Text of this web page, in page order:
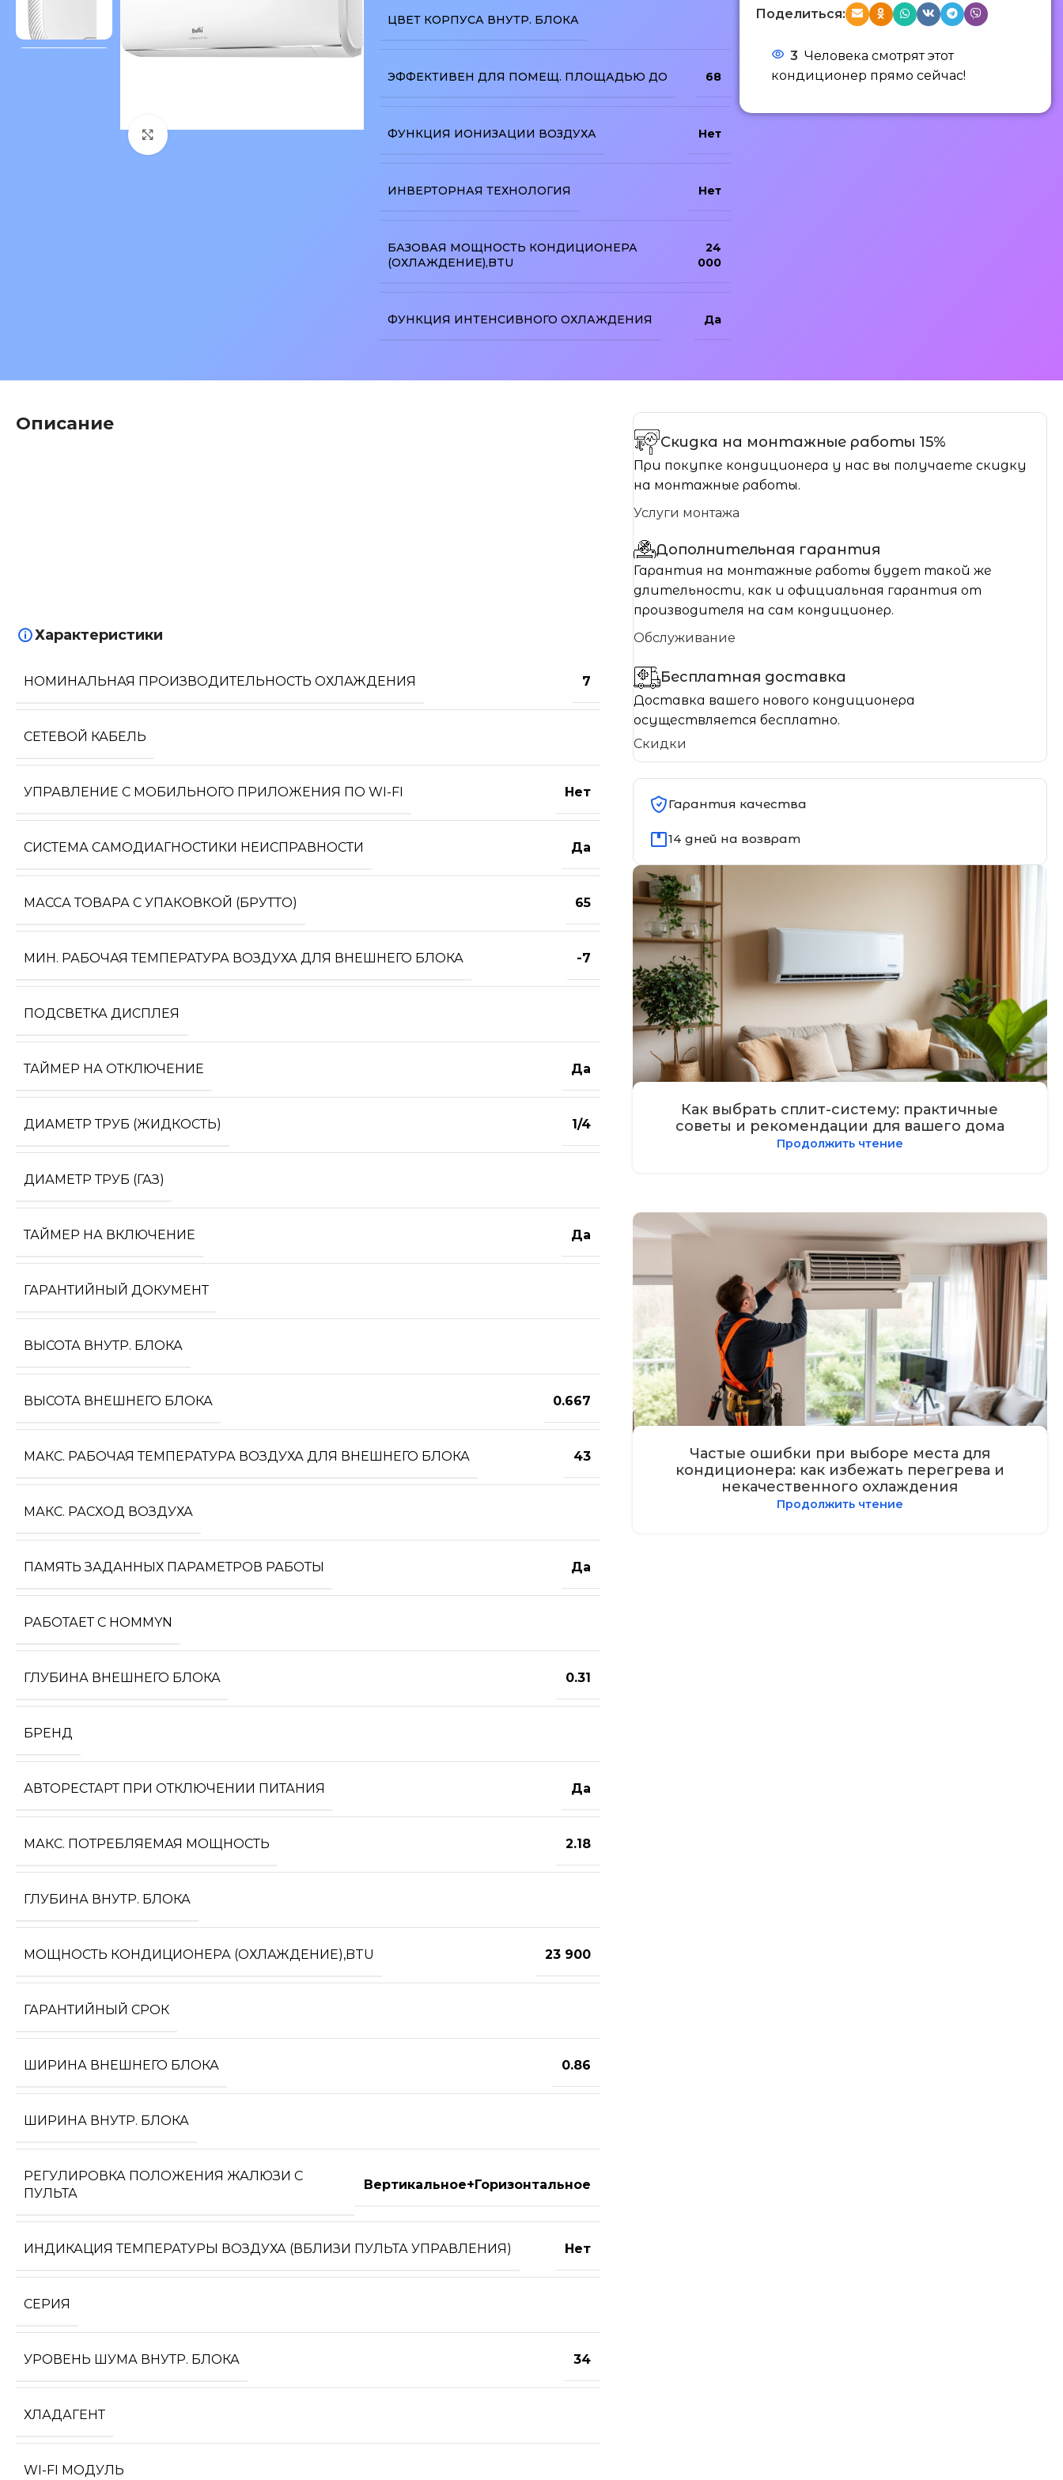
Нажмите, чтобы увеличить изображение
ЦВЕТ КОРПУСА ВНУТР. БЛОКА
ЭФФЕКТИВЕН ДЛЯ ПОМЕЩ. ПЛОЩАДЬЮ ДО 68
ФУНКЦИЯ ИОНИЗАЦИИ ВОЗДУХА Нет
ИНВЕРТОРНАЯ ТЕХНОЛОГИЯ Нет
БАЗОВАЯ МОЩНОСТЬ КОНДИЦИОНЕРА
(ОХЛАЖДЕНИЕ),BTU
24
000
ФУНКЦИЯ ИНТЕНСИВНОГО ОХЛАЖДЕНИЯ Да
Поделиться:
3 Человека смотрят этот
кондиционер прямо сейчас!
Описание
Характеристики
НОМИНАЛЬНАЯ ПРОИЗВОДИТЕЛЬНОСТЬ ОХЛАЖДЕНИЯ 7
СЕТЕВОЙ КАБЕЛЬ
УПРАВЛЕНИЕ C МОБИЛЬНОГО ПРИЛОЖЕНИЯ ПО WI-FI Нет
СИСТЕМА САМОДИАГНОСТИКИ НЕИСПРАВНОСТИ Да
МАССА ТОВАРА С УПАКОВКОЙ (БРУТТО) 65
МИН. РАБОЧАЯ ТЕМПЕРАТУРА ВОЗДУХА ДЛЯ ВНЕШНЕГО БЛОКА -7
ПОДСВЕТКА ДИСПЛЕЯ
ТАЙМЕР НА ОТКЛЮЧЕНИЕ Да
ДИАМЕТР ТРУБ (ЖИДКОСТЬ) 1/4
ДИАМЕТР ТРУБ (ГАЗ)
ТАЙМЕР НА ВКЛЮЧЕНИЕ Да
ГАРАНТИЙНЫЙ ДОКУМЕНТ
ВЫСОТА ВНУТР. БЛОКА
ВЫСОТА ВНЕШНЕГО БЛОКА 0.667
МАКС. РАБОЧАЯ ТЕМПЕРАТУРА ВОЗДУХА ДЛЯ ВНЕШНЕГО БЛОКА 43
МАКС. РАСХОД ВОЗДУХА
ПАМЯТЬ ЗАДАННЫХ ПАРАМЕТРОВ РАБОТЫ Да
РАБОТАЕТ С HOMMYN
ГЛУБИНА ВНЕШНЕГО БЛОКА 0.31
БРЕНД
АВТОРЕСТАРТ ПРИ ОТКЛЮЧЕНИИ ПИТАНИЯ Да
МАКС. ПОТРЕБЛЯЕМАЯ МОЩНОСТЬ 2.18
ГЛУБИНА ВНУТР. БЛОКА
МОЩНОСТЬ КОНДИЦИОНЕРА (ОХЛАЖДЕНИЕ),BTU 23 900
ГАРАНТИЙНЫЙ СРОК
ШИРИНА ВНЕШНЕГО БЛОКА 0.86
ШИРИНА ВНУТР. БЛОКА
РЕГУЛИРОВКА ПОЛОЖЕНИЯ ЖАЛЮЗИ С
ПУЛЬТА
Вертикальное+Горизонтальное
ИНДИКАЦИЯ ТЕМПЕРАТУРЫ ВОЗДУХА (ВБЛИЗИ ПУЛЬТА УПРАВЛЕНИЯ) Нет
СЕРИЯ
УРОВЕНЬ ШУМА ВНУТР. БЛОКА 34
ХЛАДАГЕНТ
WI-FI МОДУЛЬ
Скидка на монтажные работы 15%
При покупке кондиционера у нас вы получаете скидку
на монтажные работы.
Услуги монтажа
Дополнительная гарантия
Гарантия на монтажные работы будет такой же
длительности, как и официальная гарантия от
производителя на сам кондиционер.
Обслуживание
Бесплатная доставка
Доставка вашего нового кондиционера
осуществляется бесплатно.
Скидки
Гарантия качества
14 дней на возврат
Как выбрать сплит-систему: практичные
советы и рекомендации для вашего дома
Продолжить чтение
Частые ошибки при выборе места для
кондиционера: как избежать перегрева и
некачественного охлаждения
Продолжить чтение